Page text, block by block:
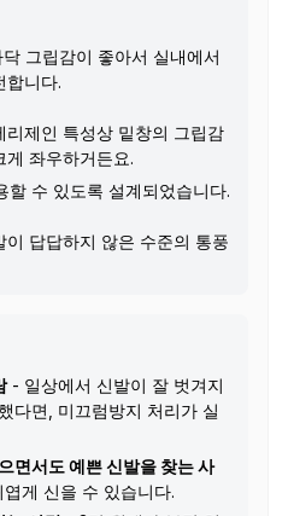
닥 그립감이 좋아서 실내에서
합니다.
리제인 특성상 밑창의 그립감
게 좌우하거든요.
할 수 있도록 설계되었습니다.
답답하지 않은 수준의 통풍
- 일상에서 신발이 잘 벗겨지
다면, 미끄럼방지 처리가 실
면서도 예쁜 신발을 찾는 사
게 신을 수 있습니다.